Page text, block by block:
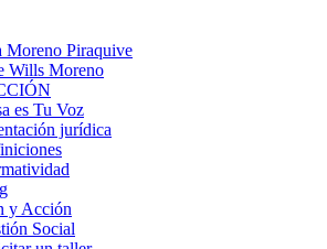
Moreno Piraquive
Wills Moreno
es Tu Voz
jurídica
y Acción
Social